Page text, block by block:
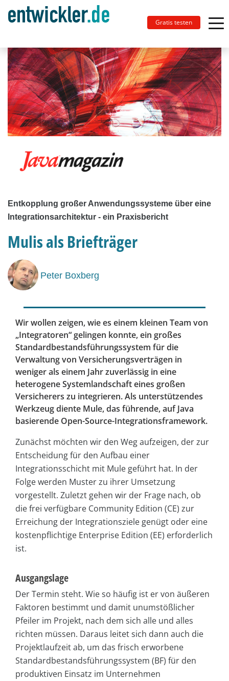
Gratis testen
Entkopplung großer Anwendungssysteme über eine
Integrationsarchitektur - ein Praxisbericht
Mulis als Briefträger
Peter Boxberg
Wir wollen zeigen, wie es einem kleinen Team von
„Integratoren“ gelingen konnte, ein großes
Standardbestandsführungssystem für die
Verwaltung von Versicherungsverträgen in
weniger als einem Jahr zuverlässig in eine
heterogene Systemlandschaft eines großen
Versicherers zu integrieren. Als unterstützendes
Werkzeug diente Mule, das führende, auf Java
basierende Open-Source-Integrationsframework.
Zunächst möchten wir den Weg aufzeigen, der zur
Entscheidung für den Aufbau einer
Integrationsschicht mit Mule geführt hat. In der
Folge werden Muster zu ihrer Umsetzung
vorgestellt. Zuletzt gehen wir der Frage nach, ob
die frei verfügbare Community Edition (CE) zur
Erreichung der Integrationsziele genügt oder eine
kostenpflichtige Enterprise Edition (EE) erforderlich
ist.
Ausgangslage
Der Termin steht. Wie so häufig ist er von äußeren
Faktoren bestimmt und damit unumstößlicher
Pfeiler im Projekt, nach dem sich alle und alles
richten müssen. Daraus leitet sich dann auch die
Projektlaufzeit ab, um das frisch erworbene
Standardbestandsführungssystem (BF) für den
produktiven Einsatz im Unternehmen